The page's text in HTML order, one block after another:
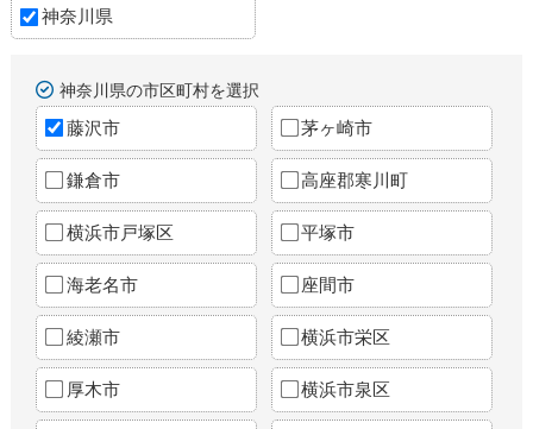
神奈川県
神奈川県の市区町村を選択
藤沢市 茅ヶ崎市
鎌倉市 高座郡寒川町
横浜市戸塚区 平塚市
海老名市 座間市
綾瀬市 横浜市栄区
厚木市 横浜市泉区